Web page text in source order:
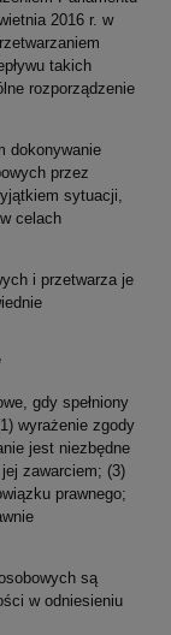
2016 r. w
takich
rozporządzenie
dokonywanie
przez
sytuacji,
celach
i przetwarza je
gdy spełniony
wyrażenie zgody
jest niezbędne
zawarciem; (3)
prawnego;
są
w odniesieniu